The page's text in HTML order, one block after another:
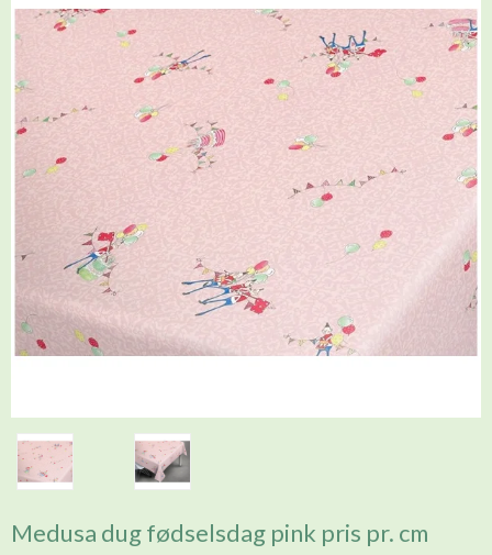
Medusa dug fødselsdag pink pris pr. cm